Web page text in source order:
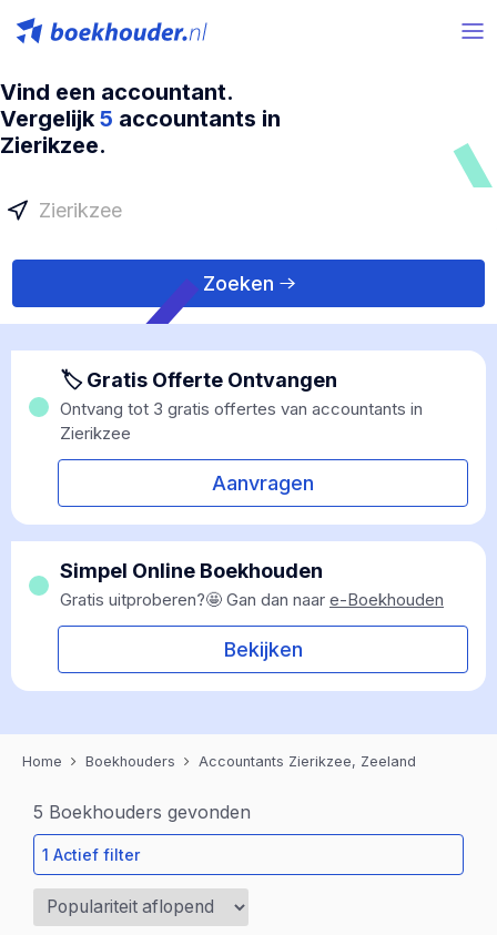
Vind een accountant.
Vergelijk 5 accountants in
Zierikzee.
Zoeken
🏷 Gratis Offerte Ontvangen
Ontvang tot 3 gratis offertes van accountants in
Zierikzee
Aanvragen
Simpel Online Boekhouden
Gratis uitproberen?🤩 Gan dan naar e-Boekhouden
Bekijken
Home Boekhouders Accountants Zierikzee, Zeeland
5 Boekhouders gevonden
1 Actief filter